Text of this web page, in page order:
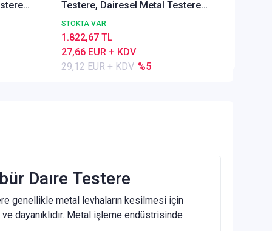
Testere, Dairesel Metal Testere
DIN1837 A, İnce Dişli, Z=40
STOKTA VAR
29,12 EUR + KDV %5
27,66 EUR + KDV
1.822,67 TL
Daıre Testere
genellikle metal levhaların kesilmesi için
dayanıklıdır. Metal işleme endüstrisinde